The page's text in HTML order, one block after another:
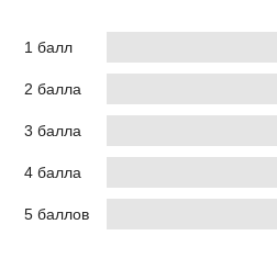
1 балл
2 балла
3 балла
4 балла
5 баллов